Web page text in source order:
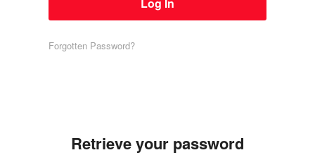
Forgotten Password?
Retrieve your password